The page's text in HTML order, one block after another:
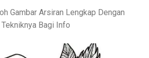
Gambar Arsiran Lengkap Dengan
Tekniknya Bagi Info